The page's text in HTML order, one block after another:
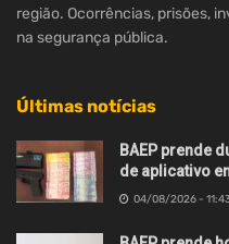
região. Ocorrências, prisões,
na segurança pública.
Últimas notícias
BAEP prende
de aplicativo
04/08/2026 -